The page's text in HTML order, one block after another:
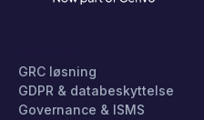
GRC løsning
GDPR & databeskyttelse
Governance & ISMS